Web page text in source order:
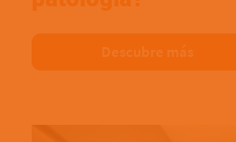
Descubre más